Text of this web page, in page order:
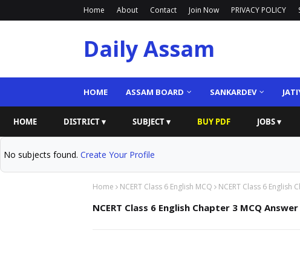
Home About Contact Join Now PRIVACY POLICY
Daily Assam
HOME ASSAM BOARD SANKARDEV
HOME DISTRICT ▾ SUBJECT ▾ BUY PDF JOBS ▾
No subjects found. Create Your Profile
Home NCERT Class 6 English MCQ NCERT Class 6
NCERT Class 6 English Chapter 3 MCQ